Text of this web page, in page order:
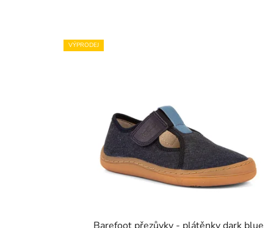
VÝPRODEJ